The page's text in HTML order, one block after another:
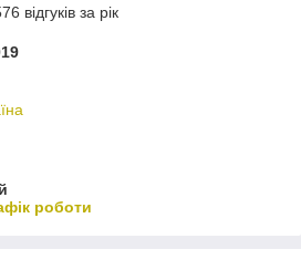
відгуків за рік
роботи